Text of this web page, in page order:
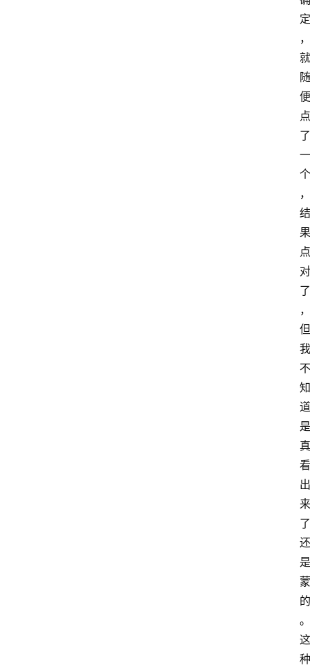
定
，
就
随
便
点
了
一
个
，
结
果
点
对
了
，
但
我
不
知
道
是
真
看
出
来
了
还
是
蒙
的
。
这
种